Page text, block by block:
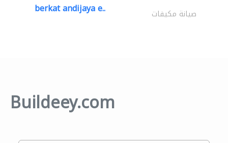
berkat andijaya e.. صيانة مكيفات
Buildeey.com